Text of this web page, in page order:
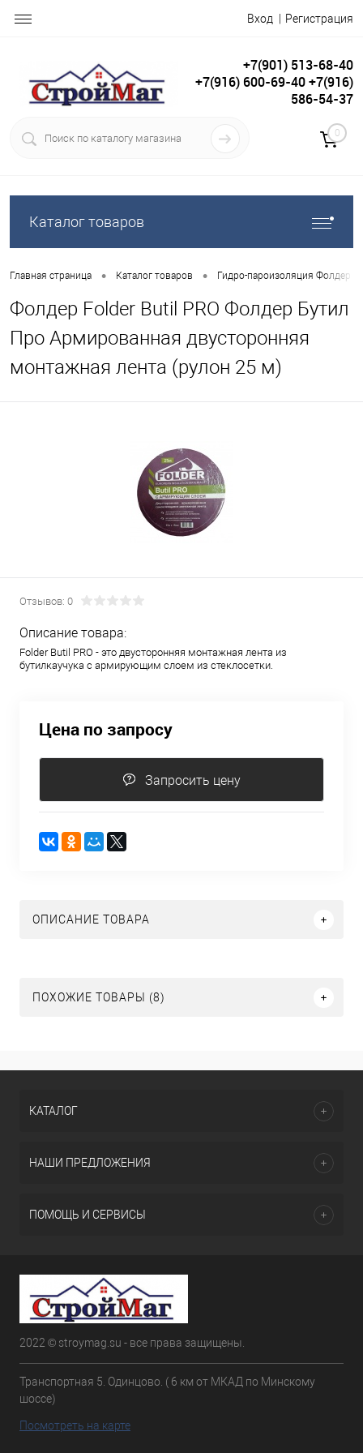
Вход Регистрация
+7(901) 513-68-40
+7(916) 600-69-40 +7(916)
586-54-37
0
Каталог товаров
Главная страница • Каталог товаров • Гидро-пароизоляция Фолдер (
Фолдер Folder Butil PRO Фолдер Бутил
Про Армированная двусторонняя
монтажная лента (рулон 25 м)
Отзывов: 0
Описание товара:
Folder Butil PRO - это двусторонняя монтажная лента из
бутилкаучука с армирующим слоем из стеклосетки.
Цена по запросу
Запросить цену
ОПИСАНИЕ ТОВАРА
ПОХОЖИЕ ТОВАРЫ (8)
КАТАЛОГ
НАШИ ПРЕДЛОЖЕНИЯ
ПОМОЩЬ И СЕРВИСЫ
2022 © stroymag.su - все права защищены.
Транспортная 5. Одинцово. ( 6 км от МКАД по Минскому
шоссе)
Посмотреть на карте